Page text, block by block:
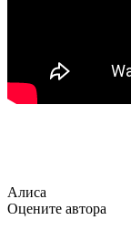
Алиса
Оцените автора